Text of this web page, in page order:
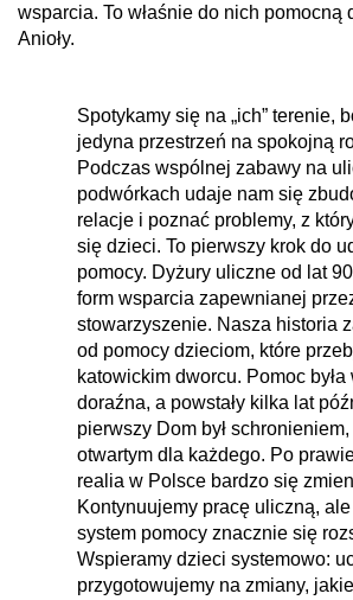
wsparcia. To właśnie do nich pomocną
Anioły.
Spotykamy się na „ich” terenie,
jedyna przestrzeń na spokojną
Podczas wspólnej zabawy na
podwórkach udaje nam się
relacje i poznać problemy, z
się dzieci. To pierwszy krok do
pomocy. Dyżury uliczne od lat
form wsparcia zapewnianej
stowarzyszenie. Nasza historia
od pomocy dzieciom, które
katowickim dworcu. Pomoc była
doraźna, a powstały kilka lat
pierwszy Dom był
otwartym dla każdego. Po
realia w Polsce bardzo się
Kontynuujemy pracę uliczną,
system pomocy znacznie się
Wspieramy dzieci systemowo:
przygotowujemy na zmiany,